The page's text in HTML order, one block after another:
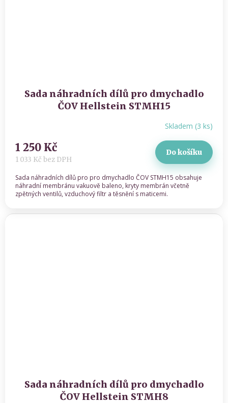
Sada náhradních dílů pro dmychadlo
ČOV Hellstein STMH15
Skladem (3 ks)
1 033 Kč bez DPH
1 250 Kč Do košíku
Sada náhradních dílů pro pro dmychadlo ČOV STMH15 obsahuje
náhradní membránu vakuově baleno, kryty membrán včetně
zpětných ventilů, vzduchový filtr a těsnění s maticemi.
Sada náhradních dílů pro dmychadlo
ČOV Hellstein STMH8